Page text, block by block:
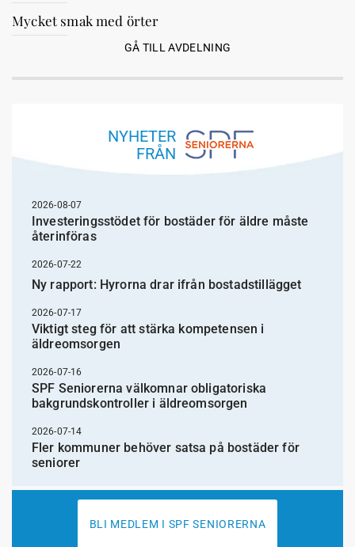
Mycket smak med örter
GÅ TILL AVDELNING
NYHETER
FRÅN
2026-08-07
Investeringsstödet för bostäder för äldre måste
återinföras
2026-07-22
Ny rapport: Hyrorna drar ifrån bostadstillägget
2026-07-17
Viktigt steg för att stärka kompetensen i
äldreomsorgen
2026-07-16
SPF Seniorerna välkomnar obligatoriska
bakgrundskontroller i äldreomsorgen
2026-07-14
Fler kommuner behöver satsa på bostäder för
seniorer
BLI MEDLEM I SPF SENIORERNA